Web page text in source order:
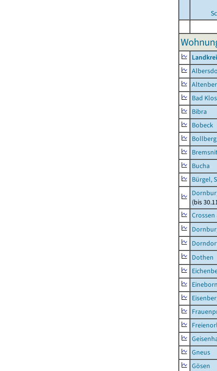
Bad
Bibra
Bobeck
Bollberg
Bucha
Bürgel,
(bis
Dothen
Gneus
Gösen